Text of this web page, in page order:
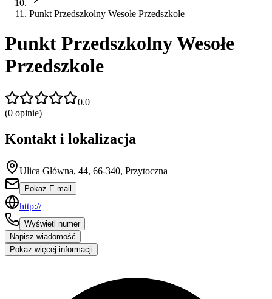
Punkt Przedszkolny Wesołe Przedszkole
Punkt Przedszkolny Wesołe
Przedszkole
0.0
(0 opinie)
Kontakt i lokalizacja
Ulica Główna, 44, 66-340, Przytoczna
Pokaż E-mail
http://
Wyświetl numer
Napisz wiadomość
Pokaż więcej informacji